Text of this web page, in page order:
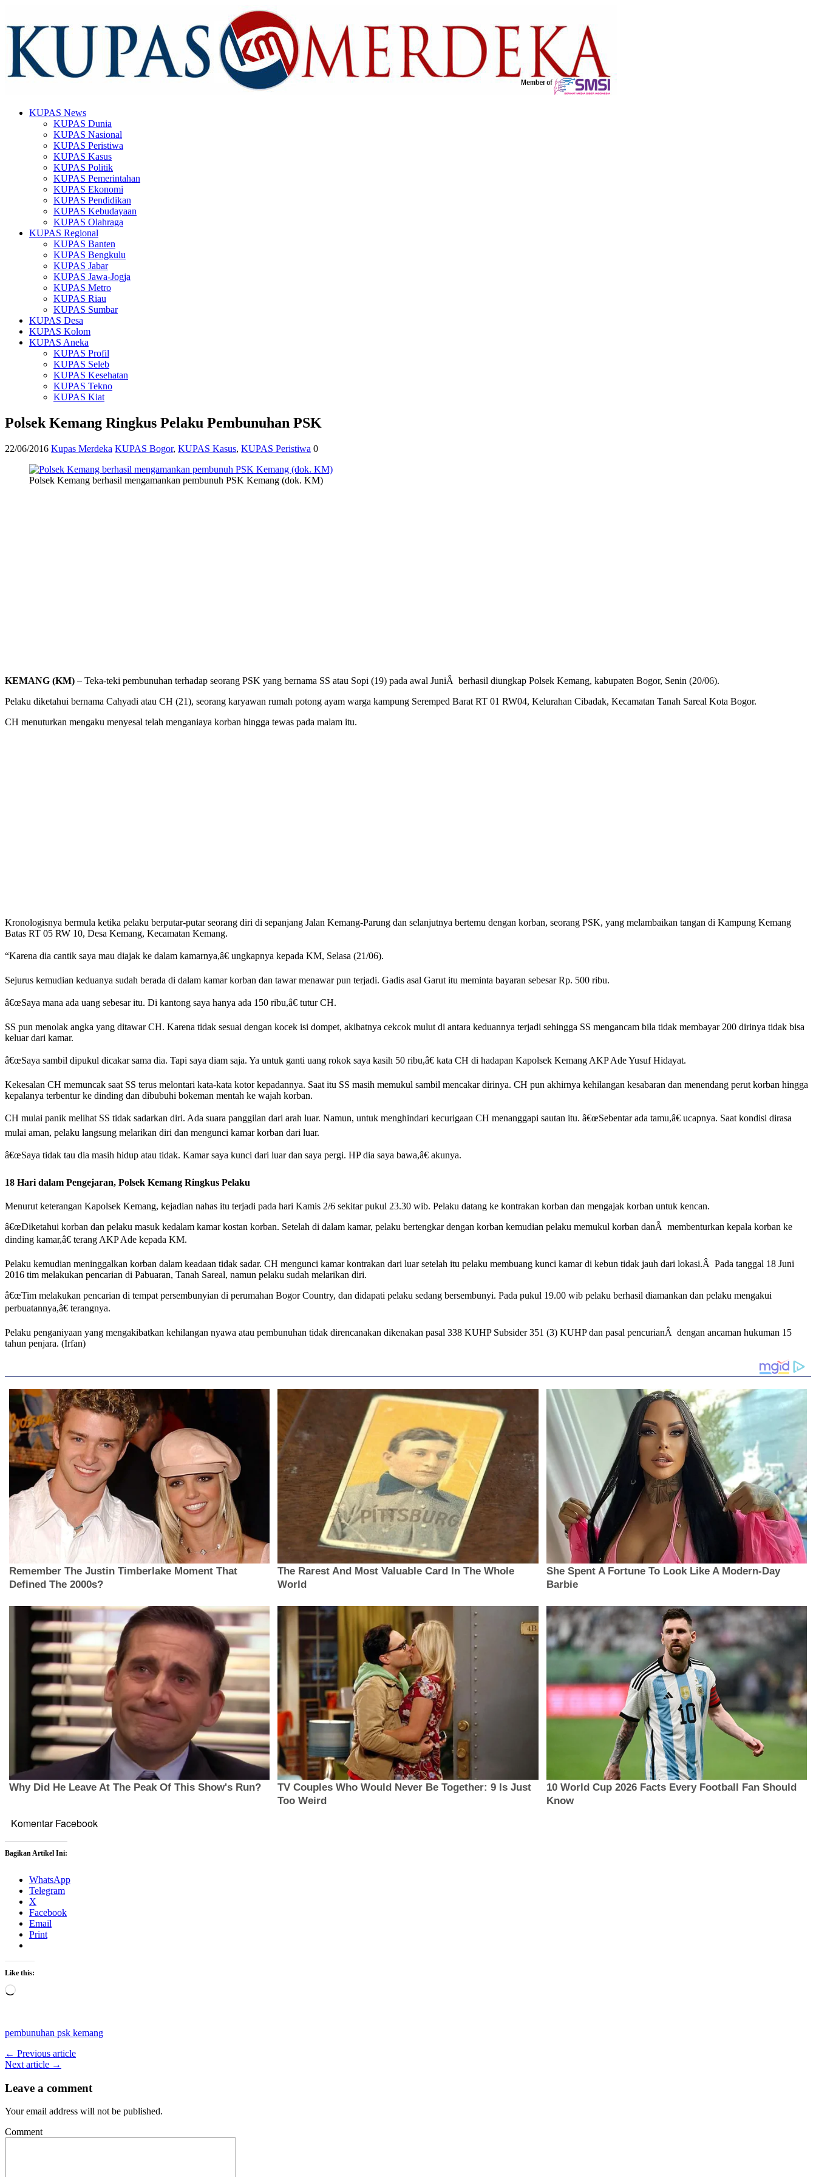
KUPAS News
KUPAS Dunia
KUPAS Nasional
KUPAS Peristiwa
KUPAS Kasus
KUPAS Politik
KUPAS Pemerintahan
KUPAS Ekonomi
KUPAS Pendidikan
KUPAS Kebudayaan
KUPAS Olahraga
KUPAS Regional
KUPAS Banten
KUPAS Bengkulu
KUPAS Jabar
KUPAS Jawa-Jogja
KUPAS Metro
KUPAS Riau
KUPAS Sumbar
KUPAS Desa
KUPAS Kolom
KUPAS Aneka
KUPAS Profil
KUPAS Seleb
KUPAS Kesehatan
KUPAS Tekno
KUPAS Kiat
Polsek Kemang Ringkus Pelaku Pembunuhan PSK
22/06/2016 Kupas Merdeka KUPAS Bogor, KUPAS Kasus, KUPAS Peristiwa 0
Polsek Kemang berhasil mengamankan pembunuh PSK Kemang (dok. KM)
KEMANG (KM) – Teka-teki pembunuhan terhadap seorang PSK yang bernama SS atau Sopi (19) pada awal JuniÂ berhasil diungkap Polsek Kemang, kabupaten Bogor, Senin (20/06).
Pelaku diketahui bernama Cahyadi atau CH (21), seorang karyawan rumah potong ayam warga kampung Seremped Barat RT 01 RW04, Kelurahan Cibadak, Kecamatan Tanah Sareal Kota Bogor.
CH menuturkan mengaku menyesal telah menganiaya korban hingga tewas pada malam itu.
Kronologisnya bermula ketika pelaku berputar-putar seorang diri di sepanjang Jalan Kemang-Parung dan selanjutnya bertemu dengan korban, seorang PSK, yang melambaikan tangan di Kampung Kemang
Batas RT 05 RW 10, Desa Kemang, Kecamatan Kemang.
“Karena dia cantik saya mau diajak ke dalam kamarnya,â€ ungkapnya kepada KM, Selasa (21/06).
Sejurus kemudian keduanya sudah berada di dalam kamar korban dan tawar menawar pun terjadi. Gadis asal Garut itu meminta bayaran sebesar Rp. 500 ribu.
â€œSaya mana ada uang sebesar itu. Di kantong saya hanya ada 150 ribu,â€ tutur CH.
SS pun menolak angka yang ditawar CH. Karena tidak sesuai dengan kocek isi dompet, akibatnya cekcok mulut di antara keduannya terjadi sehingga SS mengancam bila tidak membayar 200 dirinya tidak bisa
keluar dari kamar.
â€œSaya sambil dipukul dicakar sama dia. Tapi saya diam saja. Ya untuk ganti uang rokok saya kasih 50 ribu,â€ kata CH di hadapan Kapolsek Kemang AKP Ade Yusuf Hidayat.
Kekesalan CH memuncak saat SS terus melontari kata-kata kotor kepadannya. Saat itu SS masih memukul sambil mencakar dirinya. CH pun akhirnya kehilangan kesabaran dan menendang perut korban hingga
kepalanya terbentur ke dinding dan dibubuhi bokeman mentah ke wajah korban.
CH mulai panik melihat SS tidak sadarkan diri. Ada suara panggilan dari arah luar. Namun, untuk menghindari kecurigaan CH menanggapi sautan itu. â€œSebentar ada tamu,â€ ucapnya. Saat kondisi dirasa
mulai aman, pelaku langsung melarikan diri dan mengunci kamar korban dari luar.
â€œSaya tidak tau dia masih hidup atau tidak. Kamar saya kunci dari luar dan saya pergi. HP dia saya bawa,â€ akunya.
18 Hari dalam Pengejaran, Polsek Kemang Ringkus Pelaku
Menurut keterangan Kapolsek Kemang, kejadian nahas itu terjadi pada hari Kamis 2/6 sekitar pukul 23.30 wib. Pelaku datang ke kontrakan korban dan mengajak korban untuk kencan.
â€œDiketahui korban dan pelaku masuk kedalam kamar kostan korban. Setelah di dalam kamar, pelaku bertengkar dengan korban kemudian pelaku memukul korban danÂ membenturkan kepala korban ke
dinding kamar,â€ terang AKP Ade kepada KM.
Pelaku kemudian meninggalkan korban dalam keadaan tidak sadar. CH mengunci kamar kontrakan dari luar setelah itu pelaku membuang kunci kamar di kebun tidak jauh dari lokasi.Â Pada tanggal 18 Juni
2016 tim melakukan pencarian di Pabuaran, Tanah Sareal, namun pelaku sudah melarikan diri.
â€œTim melakukan pencarian di tempat persembunyian di perumahan Bogor Country, dan didapati pelaku sedang bersembunyi. Pada pukul 19.00 wib pelaku berhasil diamankan dan pelaku mengakui
perbuatannya,â€ terangnya.
Pelaku penganiyaan yang mengakibatkan kehilangan nyawa atau pembunuhan tidak direncanakan dikenakan pasal 338 KUHP Subsider 351 (3) KUHP dan pasal pencurianÂ dengan ancaman hukuman 15
tahun penjara. (Irfan)
Komentar Facebook
Bagikan Artikel Ini:
WhatsApp
Telegram
X
Facebook
Email
Print
Like this:
Loading…
pembunuhan psk kemang
← Previous article
Next article →
Leave a comment
Your email address will not be published.
Comment